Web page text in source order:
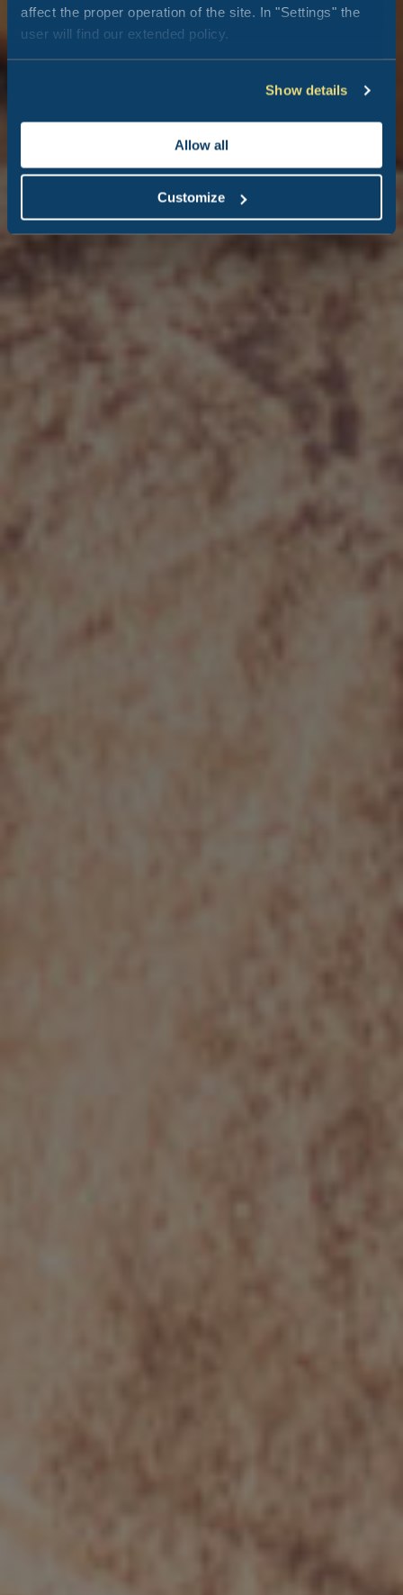
affect the proper operation of the site. In "Settings" the
user will find our extended policy.
Show details
Allow all
Customize